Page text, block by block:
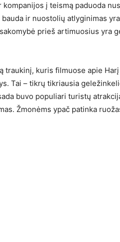
į teismą paduoda
ir nuostolių atlyginimas
prieš artimuosius yra
traukinį, kuris filmuose apie
Tai – tikrų tikriausia
buvo populiari turistų
Žmonėms ypač patinka